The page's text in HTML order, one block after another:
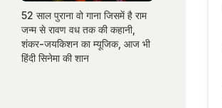
52 साल पुराना वो गाना जिसमें है राम
जन्म से रावण वध तक की कहानी,
शंकर-जयकिशन का म्यूजिक, आज भी
हिंदी सिनेमा की शान